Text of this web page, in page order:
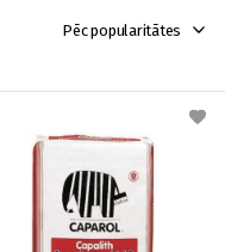
Pēc popularitātes